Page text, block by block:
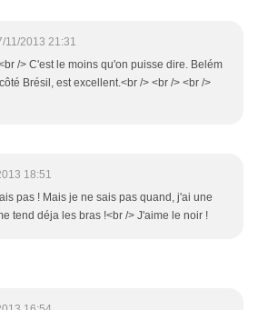
11/2013 21:31
/> C'est le moins qu'on puisse dire. Belém
Brésil, est excellent.<br /> <br /> <br />
18:51
pas ! Mais je ne sais pas quand, j'ai une
tend déja les bras !<br /> J'aime le noir !